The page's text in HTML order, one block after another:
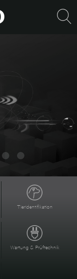
Tieridentifikation
Wartung & Prüftechnik